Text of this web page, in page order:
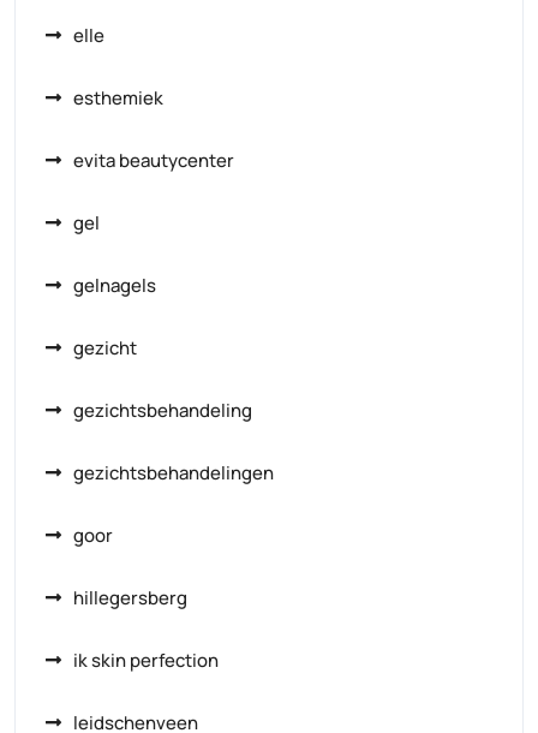
elle
esthemiek
evita beautycenter
gel
gelnagels
gezicht
gezichtsbehandeling
gezichtsbehandelingen
goor
hillegersberg
ik skin perfection
leidschenveen